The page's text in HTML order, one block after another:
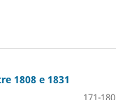
1808 e 1831
171-180